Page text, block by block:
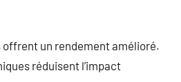
offrent un rendement amélioré.
réduisent l’impact